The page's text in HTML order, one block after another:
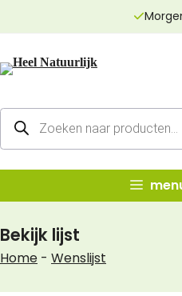
inhoud
Producten
zoeken
Bekijk lijst
Home - Wenslijst